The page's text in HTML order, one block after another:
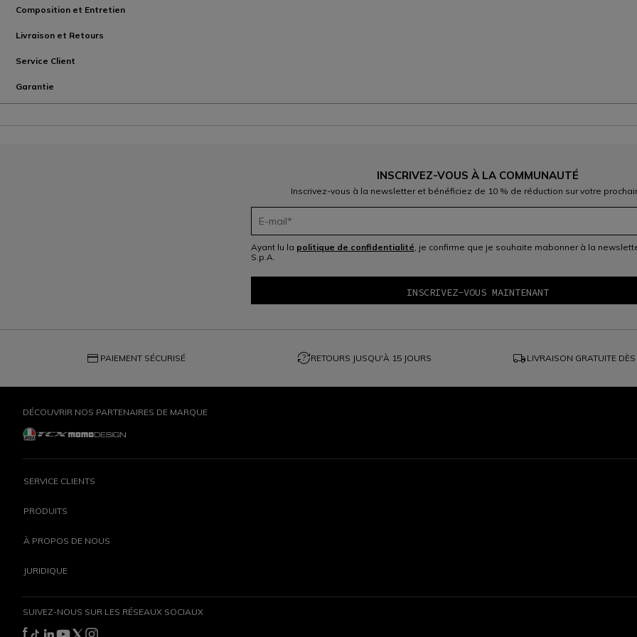
Composition et Entretien
Livraison et Retours
Service Client
Garantie
INSCRIVEZ-VOUS À LA COMMUNAUTÉ
Inscrivez-vous à la newsletter et bénéficiez de 10 % de réduction sur votre
Ayant lu la politique de confidentialité , je confirme que je souhaite mabonner à la
S.p.A.
credit_card PAIEMENT SÉCURISÉ question_exchangeRETOURS JUSQU'À 15 JOURS local_shipping LIVRAISON GRATUITE DÈS
DÉCOUVRIR NOS PARTENAIRES DE MARQUE
SERVICE CLIENTS
PRODUITS
À PROPOS DE NOUS
JURIDIQUE
SUIVEZ-NOUS SUR LES RÉSEAUX SOCIAUX